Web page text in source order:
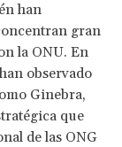
han
gran
la ONU. En
observado
Ginebra,
que
de las ONG